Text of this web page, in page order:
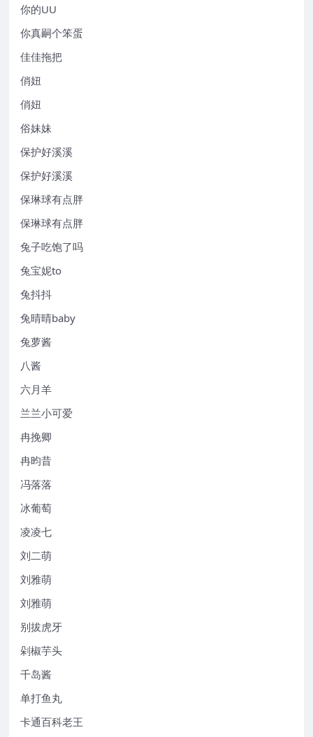
你的UU
你真嗣个笨蛋
佳佳拖把
俏妞
俏妞
俗妹妹
保护好溪溪
保护好溪溪
保琳球有点胖
保琳球有点胖
兔子吃饱了吗
兔宝妮to
兔抖抖
兔晴晴baby
兔萝酱
八酱
六月羊
兰兰小可爱
冉挽卿
冉昀昔
冯落落
冰葡萄
凌凌七
刘二萌
刘雅萌
刘雅萌
别拔虎牙
剁椒芋头
千岛酱
单打鱼丸
卡通百科老王